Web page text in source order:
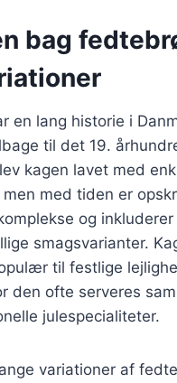
bag
en lang historie i
til det 19.
kagen lavet med
men med tiden er
og inkluderer
smagsvarianter.
til festlige
den ofte serveres
julespecialiteter.
variationer af